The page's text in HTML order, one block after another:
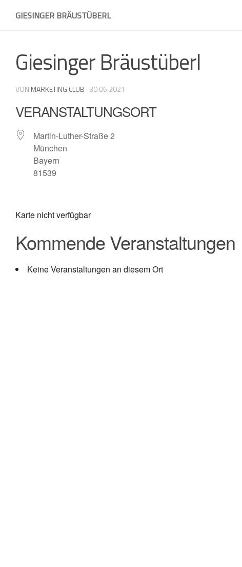
GIESINGER BRÄUSTÜBERL
Giesinger Bräustüberl
VON MARKETING CLUB · 30.06.2021
VERANSTALTUNGSORT
Martin-Luther-Straße 2
München
Bayern
81539
Karte nicht verfügbar
Kommende Veranstaltungen
Keine Veranstaltungen an diesem Ort